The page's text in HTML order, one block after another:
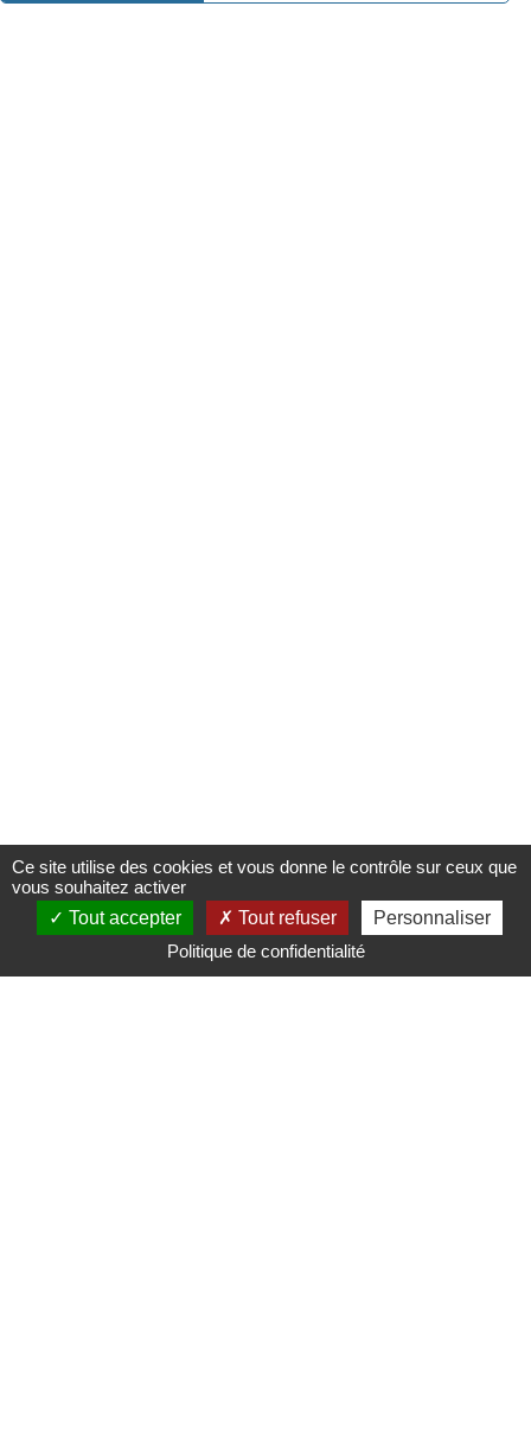
Ce site utilise des cookies et vous donne le contrôle sur ceux que
vous souhaitez activer
Tout accepter
Tout refuser
Personnaliser
Politique de confidentialité